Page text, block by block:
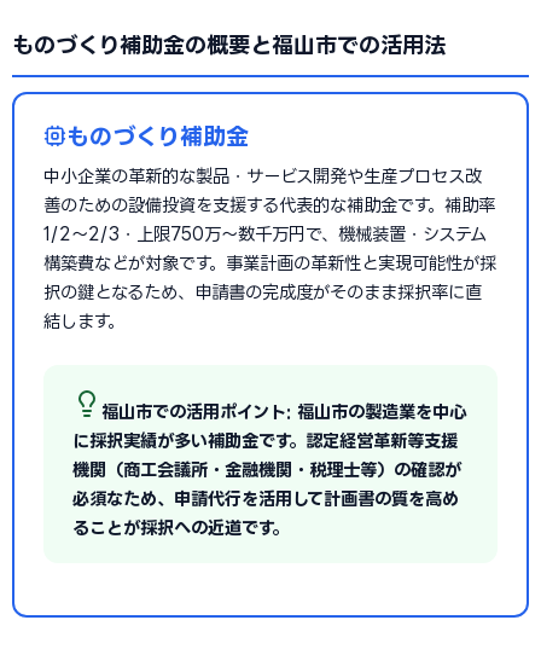
ものづくり補助金の概要と福山市での活用法
ものづくり補助金
中小企業の革新的な製品・サービス開発や生産プロセス改
善のための設備投資を支援する代表的な補助金です。補助率
1/2〜2/3・上限750万〜数千万円で、機械装置・システム
構築費などが対象です。事業計画の革新性と実現可能性が採
択の鍵となるため、申請書の完成度がそのまま採択率に直
結します。
福山市での活用ポイント: 福山市の製造業を中心
に採択実績が多い補助金です。認定経営革新等支援
機関（商工会議所・金融機関・税理士等）の確認が
必須なため、申請代行を活用して計画書の質を高め
ることが採択への近道です。